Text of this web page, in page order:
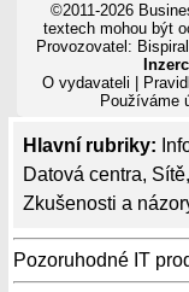
Hlavní rubriky:
Datová centra, Sítě,
Zkušenosti a
Pozoruhodné IT
©2011-2026
textech mohou být
Provozovatel:
O vydavateli
Používáme